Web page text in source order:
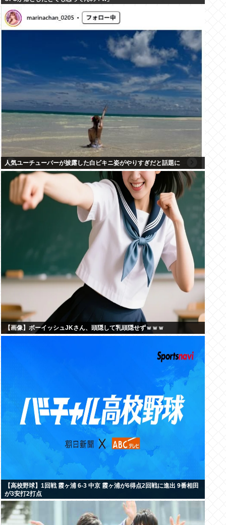
人気ユーチューバーが披露した白ビキニ姿がやりすぎだと話題に
【画像】ボーイッシュJKさん、頭隠して乳頭隠せずｗｗｗ
【高校野球】1回戦 霞ヶ浦 6-3 中京 霞ヶ浦が6得点2回戦に進出 9番相田
が3安打2打点